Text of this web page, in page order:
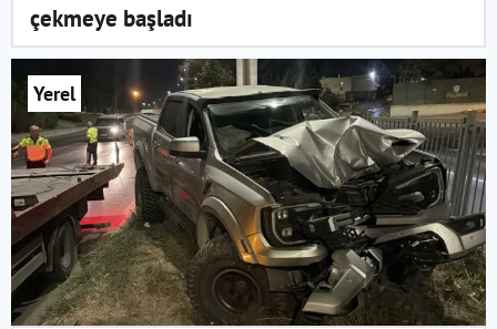
çekmeye başladı
Yerel